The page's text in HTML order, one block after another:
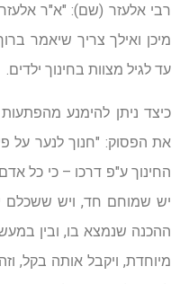
רבי אלעזר (שם): "א"ר
מיכן ואילך צריך שיאמר
עד לגיל מצוות בחינוך ילדים.
את הפסוק: "חנוך לנער על
החינוך ע"פ דרכו – כי כל
יש שמוחם חד, ויש ששכלם
ההכנה שנמצא בו, ובין
מיוחדת, ויקבל אותה בקל,